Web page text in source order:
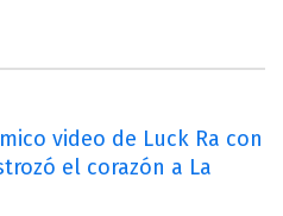
video de Luck Ra con
el corazón a La